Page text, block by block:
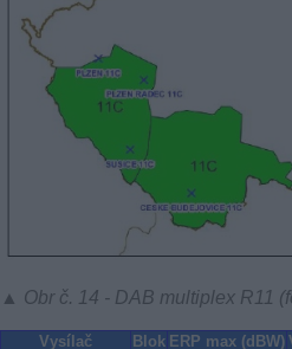
▲ Obr č. 14 - DAB multiplex R11
Vysílač Blok ERP max (dBW)